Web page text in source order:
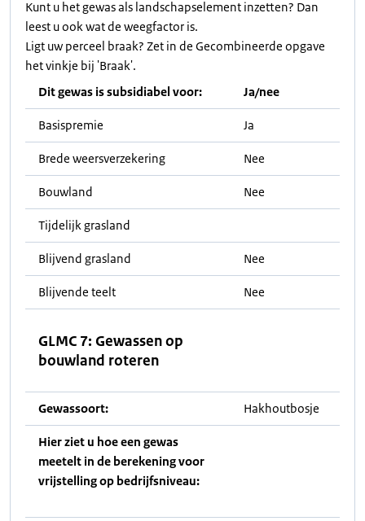
Kunt u het gewas als landschapselement inzetten? Dan
leest u ook wat de weegfactor is.
Ligt uw perceel braak? Zet in de Gecombineerde opgave
het vinkje bij 'Braak'.
Dit gewas is subsidiabel voor:
Ja/nee
Basispremie Ja
Brede weersverzekering Nee
Bouwland Nee
Tijdelijk grasland
Blijvend grasland Nee
Blijvende teelt Nee
GLMC 7: Gewassen op
bouwland roteren
Gewassoort: Hakhoutbosje
Hier ziet u hoe een gewas
meetelt in de berekening voor
vrijstelling op bedrijfsniveau: